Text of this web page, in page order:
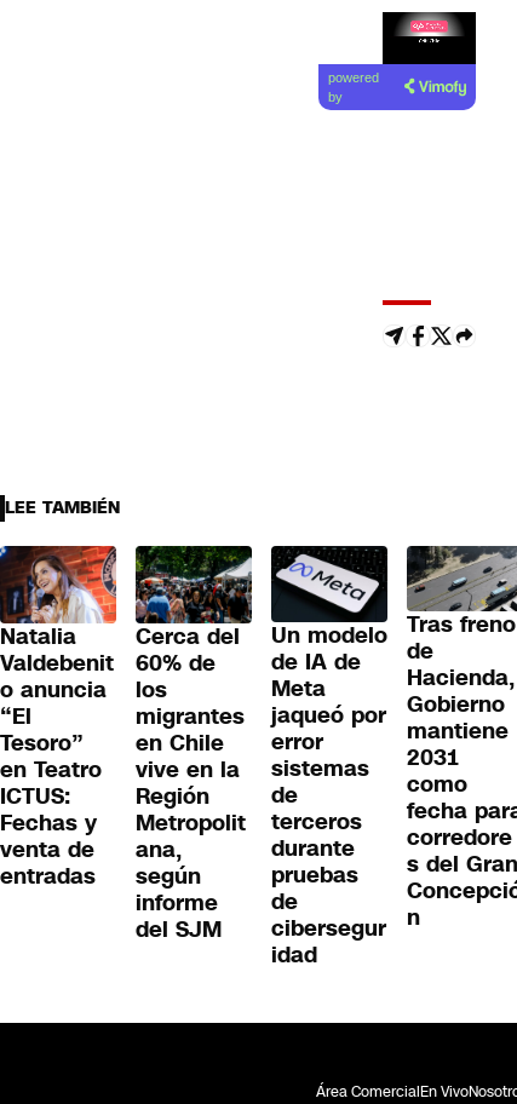
Lea el
artículo
powered
by
LEE TAMBIÉN
Natalia
Valdebenit
o anuncia
“El
Tesoro”
en Teatro
ICTUS:
Fechas y
venta de
entradas
Cerca del
60% de
los
migrantes
en Chile
vive en la
Región
Metropolit
ana,
según
informe
del SJM
Un modelo
de IA de
Meta
jaqueó por
error
sistemas
de
terceros
durante
pruebas
de
cibersegur
idad
Tras freno
de
Hacienda,
Gobierno
mantiene
2031
como
fecha
corredore
s del Gran
n
Área ComercialEn Vivo